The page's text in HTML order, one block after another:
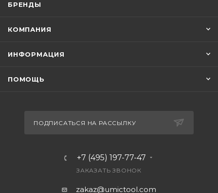
БРЕНДЫ
КОМПАНИЯ
ИНФОРМАЦИЯ
ПОМОЩЬ
ПОДПИСАТЬСЯ НА РАССЫЛКУ
+7 (495) 197-77-47
ЗАКАЗАТЬ ЗВОНОК
zakaz@umictool.com